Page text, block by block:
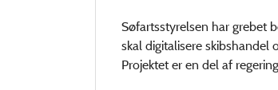
Søfartsstyrelsen har grebet
skal digitalisere skibshandel
Projektet er en del af